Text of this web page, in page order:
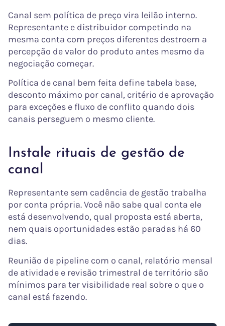
Canal sem política de preço vira leilão interno.
Representante e distribuidor competindo na
mesma conta com preços diferentes destroem a
percepção de valor do produto antes mesmo da
negociação começar.
Política de canal bem feita define tabela base,
desconto máximo por canal, critério de aprovação
para exceções e fluxo de conflito quando dois
canais perseguem o mesmo cliente.
Instale rituais de gestão de
canal
Representante sem cadência de gestão trabalha
por conta própria. Você não sabe qual conta ele
está desenvolvendo, qual proposta está aberta,
nem quais oportunidades estão paradas há 60
dias.
Reunião de pipeline com o canal, relatório mensal
de atividade e revisão trimestral de território são
mínimos para ter visibilidade real sobre o que o
canal está fazendo.